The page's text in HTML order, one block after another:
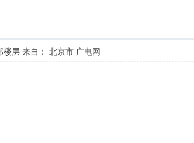
楼层 来自： 北京市 广电网